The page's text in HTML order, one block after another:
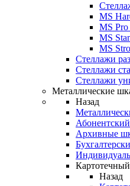
MS
MS
MS
MS
Стеллажи
Стеллажи
Стеллажи
Металлические
Назад
Архивные
Назад